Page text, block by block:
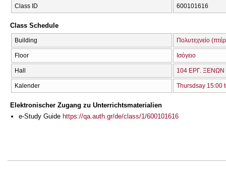
Class ID 600101616
Class Schedule
Building Πολυτεχνείο
Floor Ισόγειο
Hall 104 ΕΡΓ.
Kalender Thursdsay 15:00
Elektronischer Zugang zu Unterrichtsmaterialien
e-Study Guide https://qa.auth.gr/de/class/1/600101616